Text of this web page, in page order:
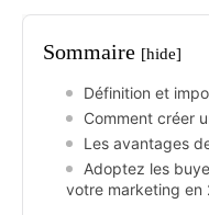
Sommaire [hide]
Définition et
Comment créer
Les avantages
Adoptez les
votre marketing en